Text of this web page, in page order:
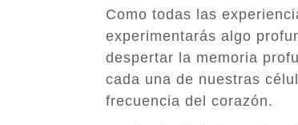
Como todas las
experimentarás algo
despertar la memoria
cada una de nuestras
frecuencia del corazón.